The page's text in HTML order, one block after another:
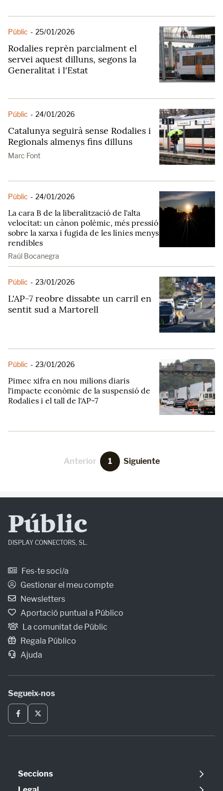
Públic - 25/01/2026
Rodalies reprèn parcialment el
servei aquest dilluns, segons la
Generalitat i l'Estat
Públic - 24/01/2026
Catalunya seguirà sense Rodalies i
Regionals almenys fins dilluns
Marc Font
Públic - 24/01/2026
La cara B de la liberalització de l'alta
velocitat: un cànon polèmic, més pressió
sobre la xarxa i fugida de les línies menys
rendibles
Raúl Bocanegra
Públic - 23/01/2026
L'AP-7 reobre dissabte un carril en
sentit sud a Martorell
Públic - 23/01/2026
Pimec xifra en nou milions diaris
l'impacte econòmic de la suspensió de
Rodalies i el tall de l'AP-7
Anterior 1 Siguiente
Públic
DISPLAY CONNECTORS, SL.
Fes-te soci/a
Gestionar el meu compte
Newsletters
Aportació puntual a Público
La comunitat de Públic
Regala Público
Ajuda
Segueix-nos
Seccions
Política